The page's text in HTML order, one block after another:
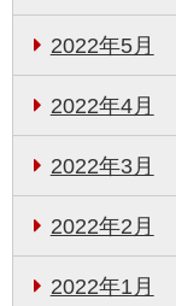
2022年5月
2022年4月
2022年3月
2022年2月
2022年1月